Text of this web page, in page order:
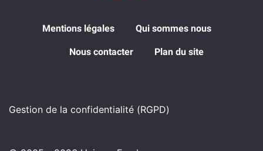
Mentions légales Qui sommes nous
Nous contacter Plan du site
Gestion de la confidentialité (RGPD)